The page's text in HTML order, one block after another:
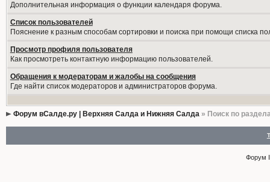
Дополнительная информация о функции календаря форума.
Список пользователей
Пояснение к разным способам сортировки и поиска при помощи списка
Просмотр профиля пользователя
Как просмотреть контактную информацию пользователей.
Обращения к модераторам и жалобы на сообщения
Где найти список модераторов и администраторов форума.
Форум вСалде.ру | Верхняя Салда и Нижняя Салда» Поиск по
Форум